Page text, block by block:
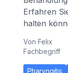
Erfahren
halten
Von Felix
Fachbegriff
Pharyngitis